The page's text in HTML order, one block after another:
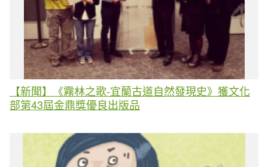
【新聞】《霧林之歌-宜蘭古道自然發現史》獲文化
部第43屆金鼎獎優良出版品